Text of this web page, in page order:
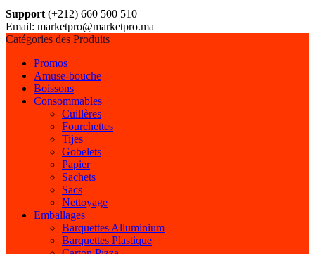
Support (+212) 660 500 510
Email: marketpro@marketpro.ma
Catégories des Produits
Promos
Amuse-bouche
Boissons
Consommables
Cuillères
Fourchettes
Tijes
Gobelets
Papier
Sachets
Sacs
Nettoyage
Emballages
Barquettes Alluminium
Barquettes Plastique